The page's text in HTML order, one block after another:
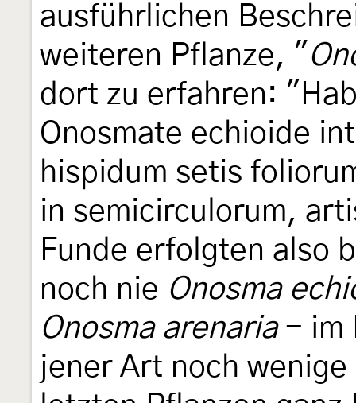
ausführlichen
weiteren Pflanze, "
dort zu erfahren:
Onosmate echioide
hispidum setis
in semicirculorum,
Funde erfolgten also
noch nie Onosma
Onosma arenaria- im
jener Art noch